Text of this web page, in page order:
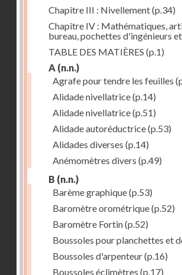
Chapitre III : Nivellement(p.34)
Chapitre IV : Mathématiques,
bureau, pochettes d'ingénieurs
TABLE DES MATIÈRES (p.1)
A (n.n.)
Agrafe pour tendre les feuilles
Alidade nivellatrice(p.14)
Alidade nivellatrice(p.51)
Alidade autoréductrice(p.53)
Alidades diverses (p.14)
Anémomètres divers (p.49)
B (n.n.)
Barème graphique(p.53)
Baromètre orométrique(p.52)
Baromètre Fortin(p.52)
Boussoles pour planchettes et
Boussoles d'arpenteur(p.16)
Boussoles éclimètres (p.17)